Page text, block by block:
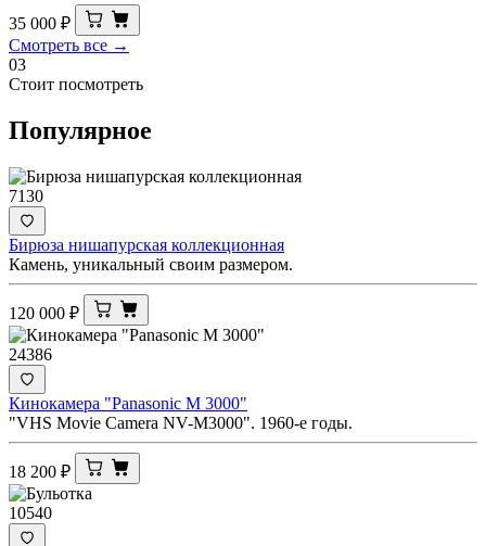
35 000 ₽
Смотреть все →
03
Стоит посмотреть
Популярное
7130
Бирюза нишапурская коллекционная
Камень, уникальный своим размером.
120 000 ₽
24386
Кинокамера "Panasonic M 3000"
"VHS Movie Camera NV-M3000". 1960-е годы.
18 200 ₽
10540